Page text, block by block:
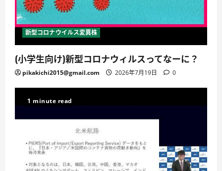
新型コロナウイルス変異株
(小学生向け)新型コロナウィルスってなーに？
pikakichi2015@gmail.com 2026年7月19日 0
1 minute read